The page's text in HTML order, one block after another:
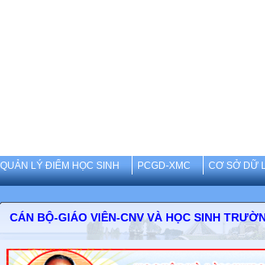
QUẢN LÝ ĐIỂM HỌC SINH PCGD-XMC CƠ SỞ DỮ
CÁN BỘ-GIÁO VIÊN-CNV VÀ HỌC SINH